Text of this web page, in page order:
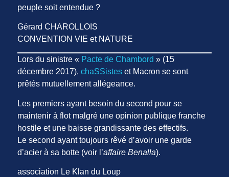
peuple soit entendue ?
Gérard CHAROLLOIS
CONVENTION VIE et NATURE
Lors du sinistre « Pacte de Chambord » (15
décembre 2017),chaSSistes et Macron se sont
prêtés mutuellement allégeance.
Les premiers ayant besoin du second pour se
maintenir à flot malgré une opinion publique franche
hostile et une baisse grandissante des effectifs.
Le second ayant toujours rêvé d’avoir une garde
d’acier à sa botte (voir l’affaire Benalla).
association Le Klan du Loup